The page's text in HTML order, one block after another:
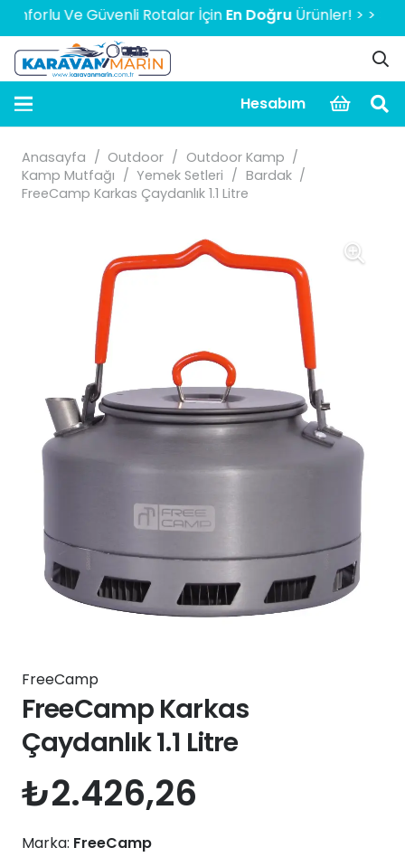
Ve Güvenli Rotalar İçinEn DoğruÜrünler! > > > > >
Hesabım
Anasayfa / Outdoor / Outdoor Kamp /
Kamp Mutfağı / Yemek Setleri / Bardak /
FreeCamp Karkas Çaydanlık 1.1 Litre
FreeCamp
FreeCamp Karkas
Çaydanlık 1.1 Litre
₺2.426,26
Marka: FreeCamp